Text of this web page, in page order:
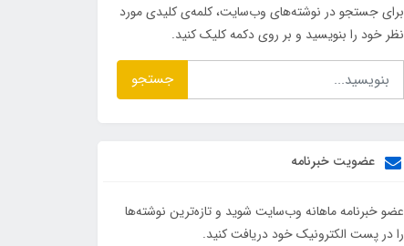
برای جستجو در نوشته‌های وب‌سایت، کلمه‌ی کلیدی مورد
نظر خود را بنویسید و بر روی دکمه کلیک کنید.
جستجو
عضویت خبرنامه
عضو خبرنامه ماهانه وب‌سایت شوید و تازه‌ترین نوشته‌ها
را در پست الکترونیک خود دریافت کنید.